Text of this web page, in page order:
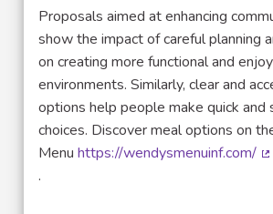
Proposals aimed at enhancing
show the impact of careful planning
on creating more functional and
environments. Similarly, clear and
options help people make quick and
choices. Discover meal options on
Menu https://wendysmenuinf.com/
.